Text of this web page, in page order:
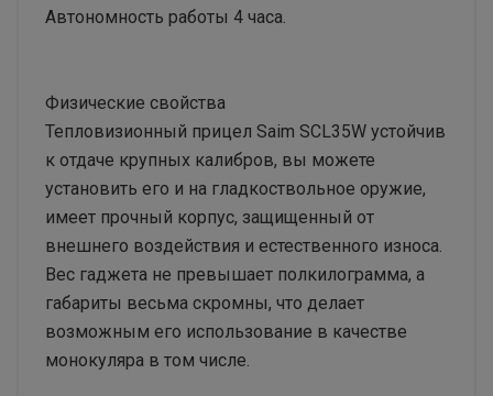
Автономность работы 4 часа.
Физические свойства
Тепловизионный прицел Saim SCL35W устойчив
к отдаче крупных калибров, вы можете
установить его и на гладкоствольное оружие,
имеет прочный корпус, защищенный от
внешнего воздействия и естественного износа.
Вес гаджета не превышает полкилограмма, а
габариты весьма скромны, что делает
возможным его использование в качестве
монокуляра в том числе.